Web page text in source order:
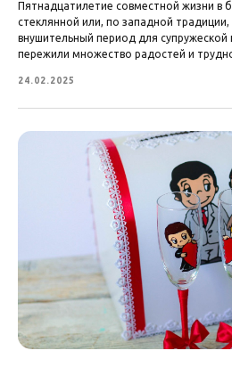
Пятнадцатилетие совместной жизни в
стеклянной или, по западной
внушительный период для
пережили множество радостей и
24.02.2025